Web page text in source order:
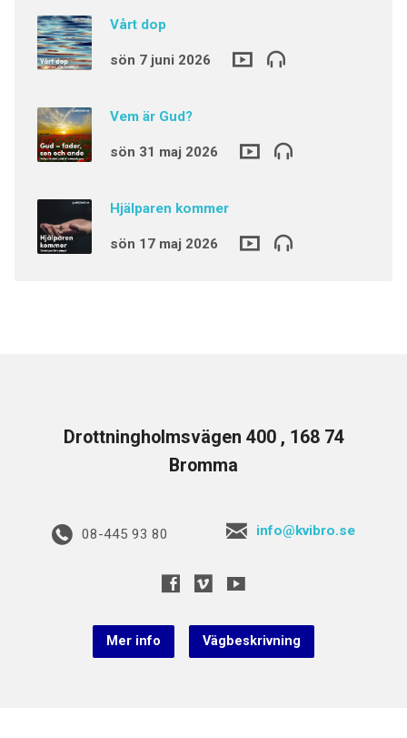
Vårt dop
sön 7 juni 2026
Vem är Gud?
sön 31 maj 2026
Hjälparen kommer
sön 17 maj 2026
Drottningholmsvägen 400 , 168 74
Bromma
08-445 93 80 info@kvibro.se
Mer info Vägbeskrivning